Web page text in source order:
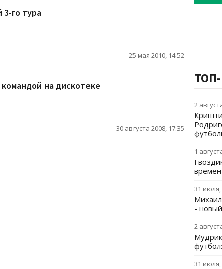
3-го тура
25 мая 2010, 14:52
на дискотеке
30 августа 2008, 17:35
2
1
31 июля,
-
2
31 июля,